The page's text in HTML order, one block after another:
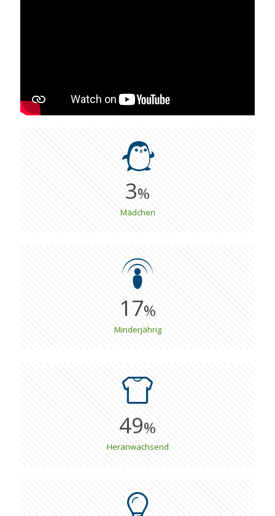
3%
Mädchen
17%
Minderjährig
49%
Heranwachsend